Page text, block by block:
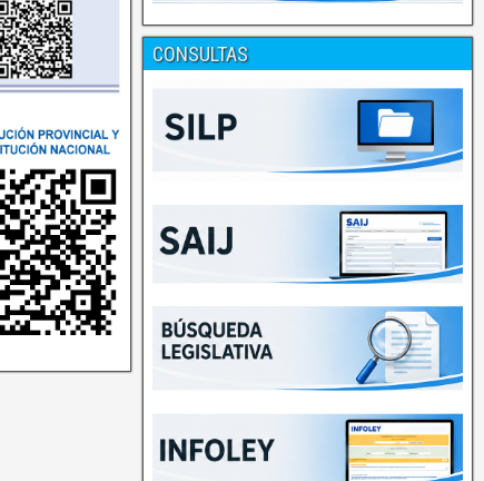
CONSULTAS